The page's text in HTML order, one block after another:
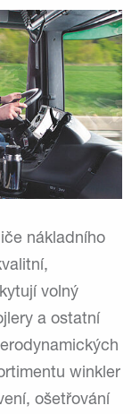
nákladního
volný
a ostatní
winkler
ošetřování